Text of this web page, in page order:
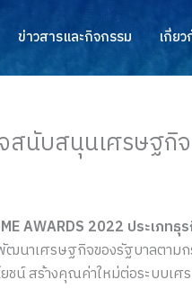
ข่าวสารและกิจกรรม เกี่ยว
สนับสนุนเศรษฐกิ
AWARDS 2022 ประเภท
นาเศรษฐกิจของรัฐบาลตามก
ชน์ สร้างคุณค่าใหม่ต่อระบบเ